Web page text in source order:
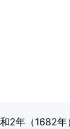
2年（1682